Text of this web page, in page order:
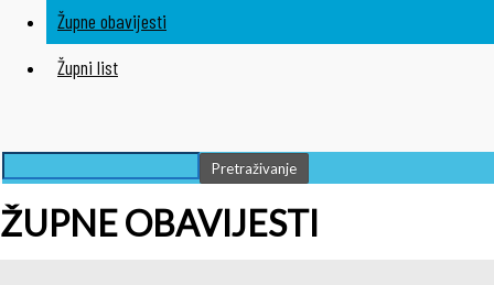
Župne obavijesti
Župni list
ŽUPNE OBAVIJESTI